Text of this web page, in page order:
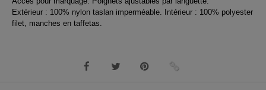
Extérieur : 100% nylon taslan imperméable. Intérieur : 100% polyester
filet, manches en taffetas.